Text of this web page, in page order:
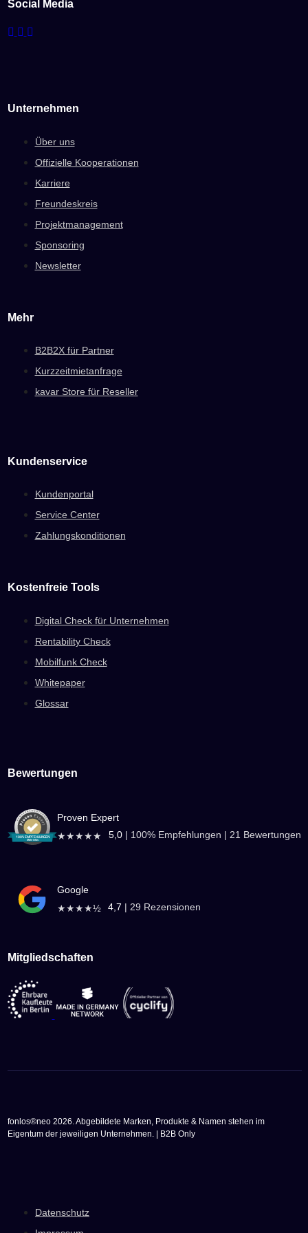
Social Media
Unternehmen
Über uns
Offizielle Kooperationen
Karriere
Freundeskreis
Projektmanagement
Sponsoring
Newsletter
Mehr
B2B2X für Partner
Kurzzeitmietanfrage
kavar Store für Reseller
Kundenservice
Kundenportal
Service Center
Zahlungskonditionen
Kostenfreie Tools
Digital Check für Unternehmen
Rentability Check
Mobilfunk Check
Whitepaper
Glossar
Bewertungen
Proven Expert
★★★★★
5,0| 100% Empfehlungen | 21 Bewertungen
Google
★★★★½
4,7 | 29 Rezensionen
Mitgliedschaften
fonlos®neo 2026. Abgebildete Marken, Produkte & Namen stehen im
Eigentum der jeweiligen Unternehmen. | B2B Only
Datenschutz